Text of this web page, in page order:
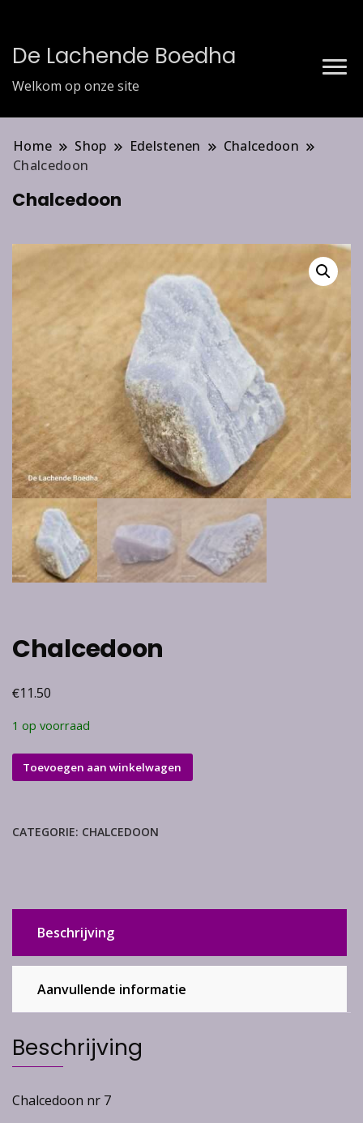
De Lachende Boedha
Welkom op onze site
Home Shop Edelstenen
Chalcedoon
Chalcedoon
Chalcedoon
Chalcedoon
€11.50
1 op voorraad
Chalcedoon
aantal
Toevoegen aan winkelwagen
CATEGORIE: CHALCEDOON
Beschrijving
Aanvullende informatie
Beschrijving
Chalcedoon nr 7